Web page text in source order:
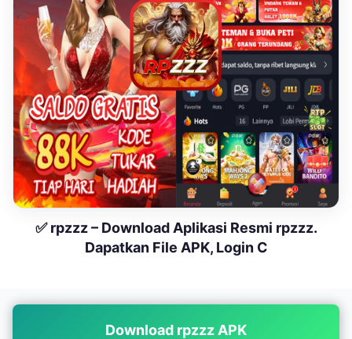
✅ rpzzz – Download Aplikasi Resmi rpzzz.
Dapatkan File APK, Login C
Download rpzzz APK